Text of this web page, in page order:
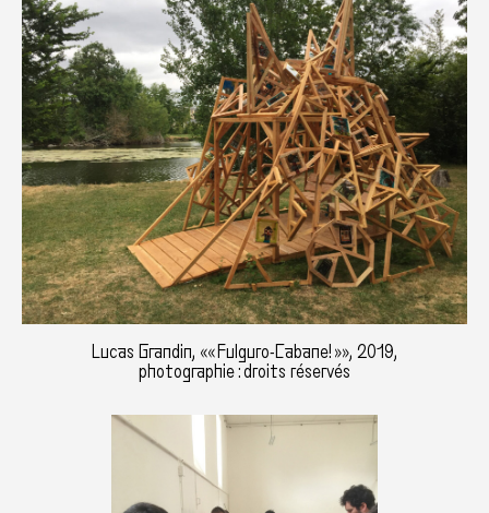
Lucas Grandin, «« Fulguro-Cabane! »», 2019,
photographie : droits réservés